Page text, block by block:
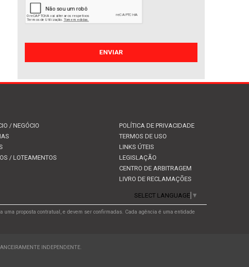
/ NEGÓCIO
/ LOTEAMENTOS
POLÍTICA DE PRIVACIDADE
TERMOS DE USO
LINKS ÚTEIS
LEGISLAÇÃO
CENTRO DE ARBITRAGEM
LIVRO DE RECLAMAÇÕES
SELECT LANGUAGE ▼
proposta contratual, e devem ser confirmadas. Cada agência é uma entidade
INDEPENDENTE.